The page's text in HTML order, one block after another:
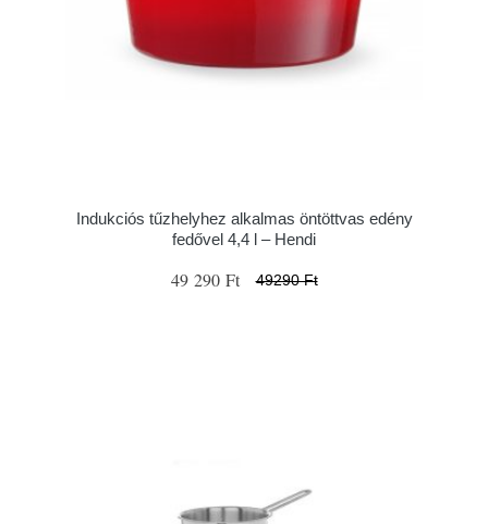
Indukciós tűzhelyhez alkalmas öntöttvas edény
fedővel 4,4 l – Hendi
49 290 Ft 49290 Ft